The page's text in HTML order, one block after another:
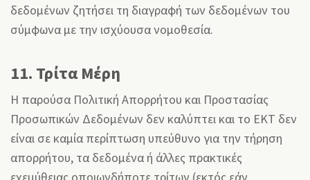
δεδομένων ζητήσει τη διαγραφή των δεδομένων του
σύμφωνα με την ισχύουσα νομοθεσία.
11. Τρίτα Μέρη
Η παρούσα Πολιτική Απορρήτου και Προστασίας
Προσωπικών Δεδομένων δεν καλύπτει και το ΕΚΤ δεν
είναι σε καμία περίπτωση υπεύθυνο για την τήρηση
απορρήτου, τα δεδομένα ή άλλες πρακτικές